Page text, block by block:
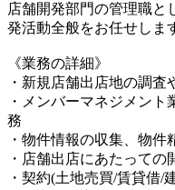
店舗開発部門の管理職と
発活動全般をお任せしま
《業務の詳細》
・新規店舗出店地の調査
・メンバーマネジメン
務
・物件情報の収集、物
・店舗出店にあたって
・契約(土地売買/賃貸借/